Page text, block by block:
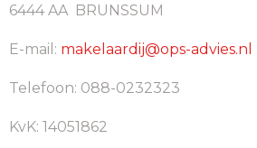
6444 AA BRUNSSUM
E-mail: makelaardij@ops-advies.nl
Telefoon: 088-0232323
KvK: 14051862